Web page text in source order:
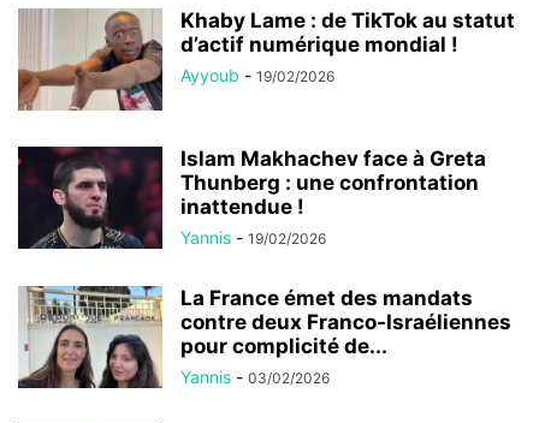
Khaby Lame : de TikTok au statut
d’actif numérique mondial !
Ayyoub - 19/02/2026
Islam Makhachev face à Greta
Thunberg : une confrontation
inattendue !
Yannis - 19/02/2026
La France émet des mandats
contre deux Franco-Israéliennes
pour complicité de...
Yannis - 03/02/2026